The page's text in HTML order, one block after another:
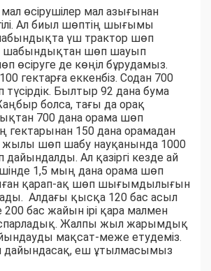
өсірушілер мал азығынан
Ал биыл шөптің шығымы
үш трактор шөп
шабындықтан шөп шауып
өсіруге де көңіл бұрудамыз.
гектарға еккенбіз. Содан 700
Былтыр 92 дана бума
болса, тағы да орақ
700 дана орама шөп
150 дана орамадан
шөп шабу науқанында 1000
Ал қазіргі кезде ай
1,5 мың дана орама шөп
қарап-ақ шөп шығымдылығын
Алдағы қысқа 120 бас асыл
бас жайын ірі қара малмен
Жалпы жыл жарымдық
мақсат-меже етудеміз.
дайындасақ, еш ұтылмасымыз